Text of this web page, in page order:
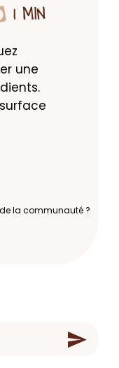
1 MIN
une
la communauté ?